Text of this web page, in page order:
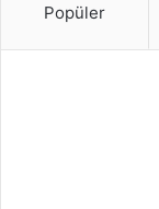
Popüler